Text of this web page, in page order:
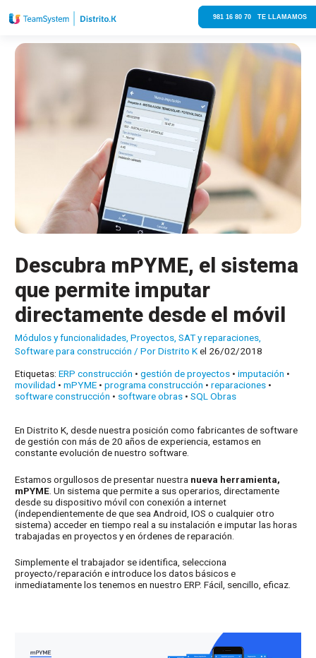
981 16 80 70 TE LLAMAMOS
Descubra mPYME, el sistema
que permite imputar
directamente desde el móvil
Módulos y funcionalidades ,Proyectos ,SAT y reparaciones
Software para construcción / PorDistrito Kel 26/02/2018
Etiquetas:ERP construcción •gestión de proyectos •imputación •
movilidad •mPYME •programa construcción •reparaciones •
software construcción • software obras •SQL Obras
En Distrito K, desde nuestra posición como fabricantes de software
de gestión con más de 20 años de experiencia, estamos en
constante evolución de nuestro software.
Estamos orgullosos de presentar nuestra nueva herramienta,
mPYME . Un sistema que permite a sus operarios, directamente
desde su dispositivo móvil con conexión a internet
(independientemente de que sea Android, IOS o cualquier otro
sistema) acceder en tiempo real a su instalación e imputar las horas
trabajadas en proyectos y en órdenes de reparación.
Simplemente el trabajador se identifica, selecciona
proyecto/reparación e introduce los datos básicos e
inmediatamente los tenemos en nuestro ERP. Fácil, sencillo, eficaz.